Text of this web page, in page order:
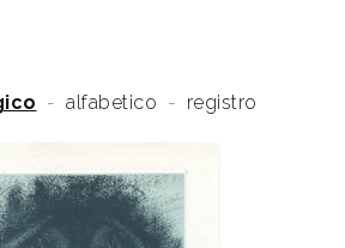
- alfabetico - registro